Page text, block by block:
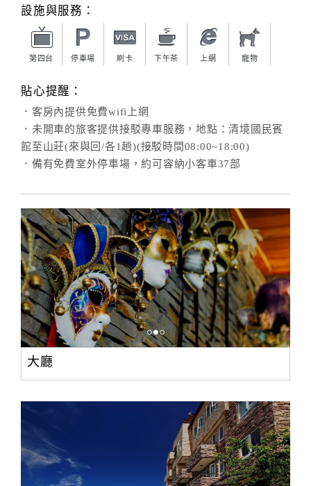
Line
查
訂
房
Q&A
國
旅
卡
房
收
據
設施與服務：
第四台 停車場 刷卡 下午茶 上網 寵物
貼心提醒：
．客房內提供免費wifi上網
．未開車的旅客提供接駁專車服務，地點：清境國民賓
館至山莊(來與回/各1趟)(接駁時間08:00~18:00)
．備有免費室外停車場，約可容納小客車37部
大廳